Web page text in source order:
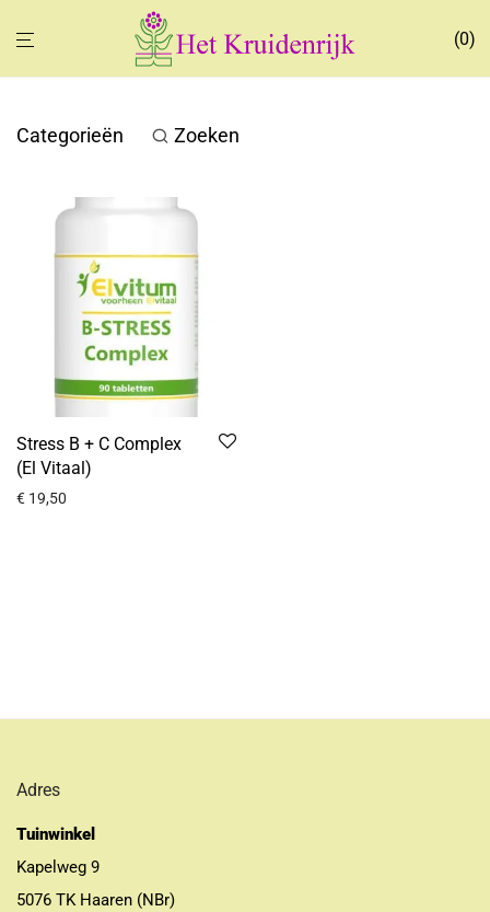
0
Categorieën Zoeken
Stress B + C Complex
(El Vitaal)
€ 19,50
Adres
Tuinwinkel
Kapelweg 9
5076 TK Haaren (NBr)